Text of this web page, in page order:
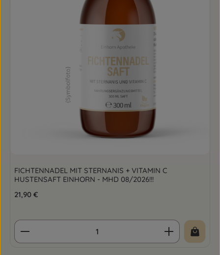
FICHTENNADEL MIT STERNANIS + VITAMIN C
HUSTENSAFT EINHORN - MHD 08/2026!!!
Regulärer Preis:
21,90 €
Produkt Anzahl: Gib den gewünschten Wert